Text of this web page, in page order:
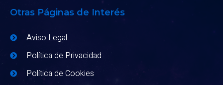
Otras Páginas de Interés
Aviso Legal
Política de Privacidad
Política de Cookies